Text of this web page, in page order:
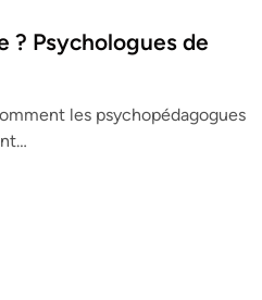
? Psychologues de
les psychopédagogues